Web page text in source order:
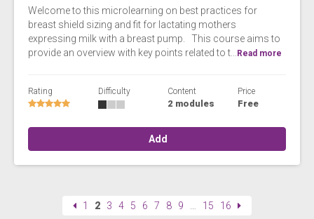
Welcome to this microlearning on best practices for
breast shield sizing and fit for lactating mothers
expressing milk with a breast pump. This course aims to
provide an overview with key points related to t...
Read more
Rating Difficulty Content
2 modules
Price
Free
Add
1 2 3 4 5 6 7 8 9 15 16